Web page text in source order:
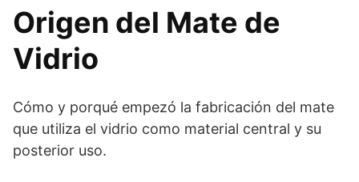
Origen del Mate de
Vidrio
Cómo y porqué empezó la fabricación del mate
que utiliza el vidrio como material central y su
posterior uso.